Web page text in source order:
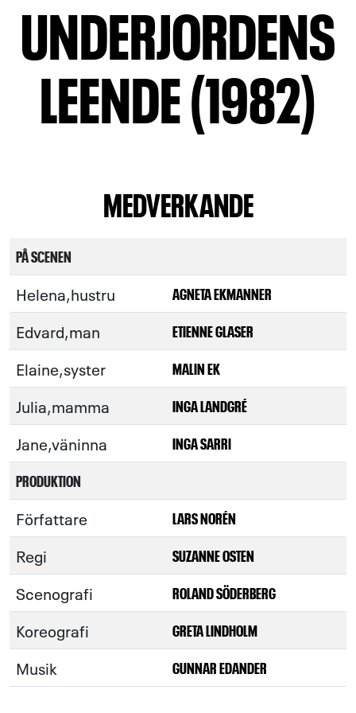
UNDERJORDENS
LEENDE (1982)
MEDVERKANDE
PÅ SCENEN
Helena,hustru AGNETA EKMANNER
Edvard,man ETIENNE GLASER
Elaine,syster MALIN EK
Julia,mamma INGA LANDGRÉ
Jane,väninna
INGA SARRI
PRODUKTION
Författare LARS NORÉN
Regi SUZANNE OSTEN
Scenografi ROLAND SÖDERBERG
Koreografi GRETA LINDHOLM
Musik GUNNAR EDANDER